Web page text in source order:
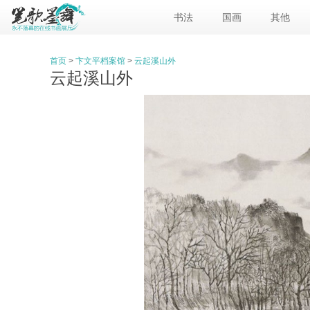
书法 国画 其他
首页 > 卞文平档案馆 > 云起溪山外
云起溪山外